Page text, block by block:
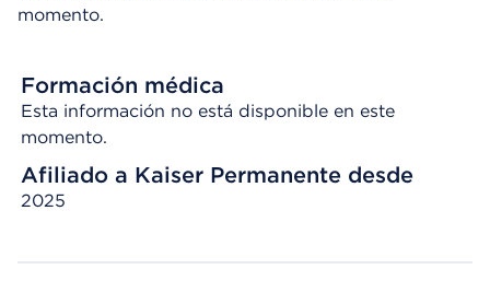
momento.
Formación médica
Esta información no está disponible en este
momento.
Afiliado a Kaiser Permanente desde
2025